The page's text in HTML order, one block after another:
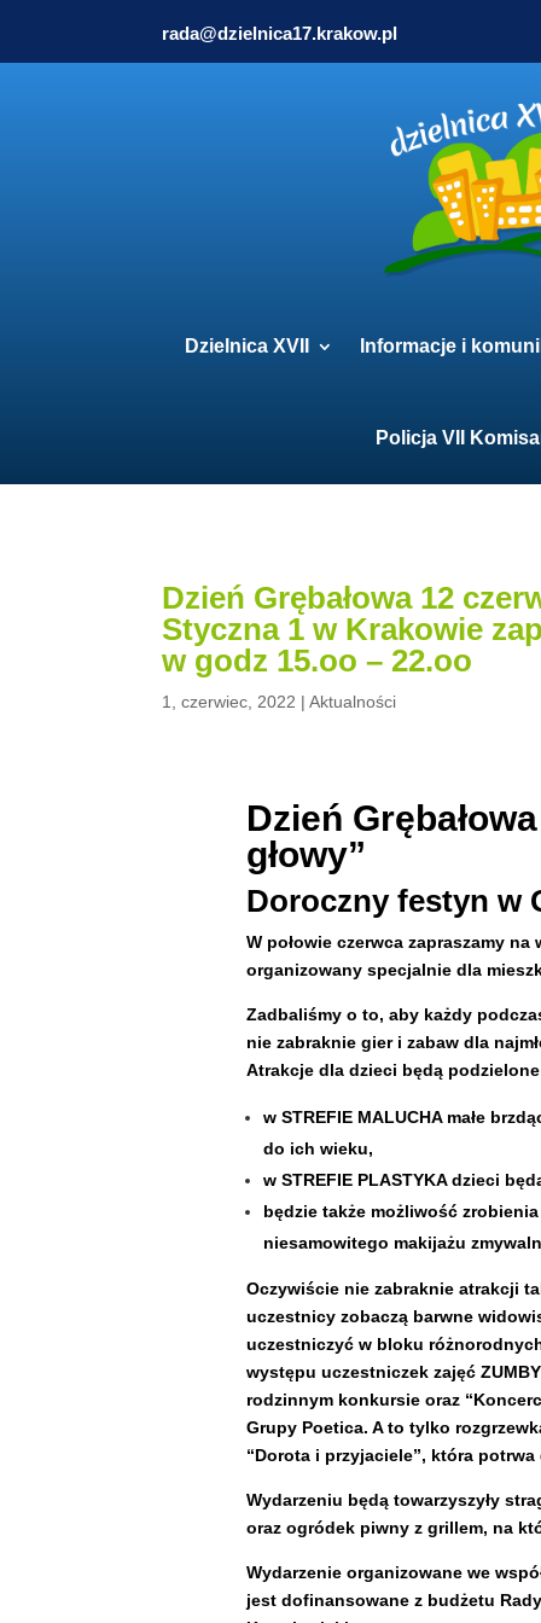
rada@dzielnica17.krakow.pl
Dzielnica XVII Informacje i
Policja VII
Dzień Grębałowa 12
Styczna 1 w Krakowie
w godz 15.oo – 22.oo
1, czerwiec, 2022 |Aktualności
Dzień
głowy”
Doroczny festyn w
W połowie czerwca zapraszamy
organizowany specjalnie dla
Zadbaliśmy o to, aby każdy
nie zabraknie gier i zabaw dla
Atrakcje dla dzieci będą
w STREFIE MALUCHA małe
do ich wieku,
w STREFIE PLASTYKA dzieci
będzie także możliwość
niesamowitego makijażu
Oczywiście nie zabraknie atrakcji
uczestnicy zobaczą barwne
uczestniczyć w bloku
występu uczestniczek zajęć
rodzinnym konkursie oraz
Grupy Poetica. A to tylko
“Dorota i przyjaciele”, która potrwa
Wydarzeniu będą towarzyszyły
oraz ogródek piwny z grillem, na
Wydarzenie organizowane we
jest dofinansowane z budżetu